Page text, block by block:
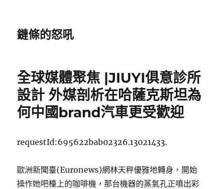
鏈條的怒吼
全球媒體聚焦 |JIUYI俱意診所
設計 外媒剖析在哈薩克斯坦為
何中國brand汽車更受歡迎
requestId:695622bab02326.13021433.
歐洲新聞臺(Euronews)網林天秤優雅地轉身，開始
操作她吧檯上的咖啡機，那台機器的蒸氣孔正噴出彩